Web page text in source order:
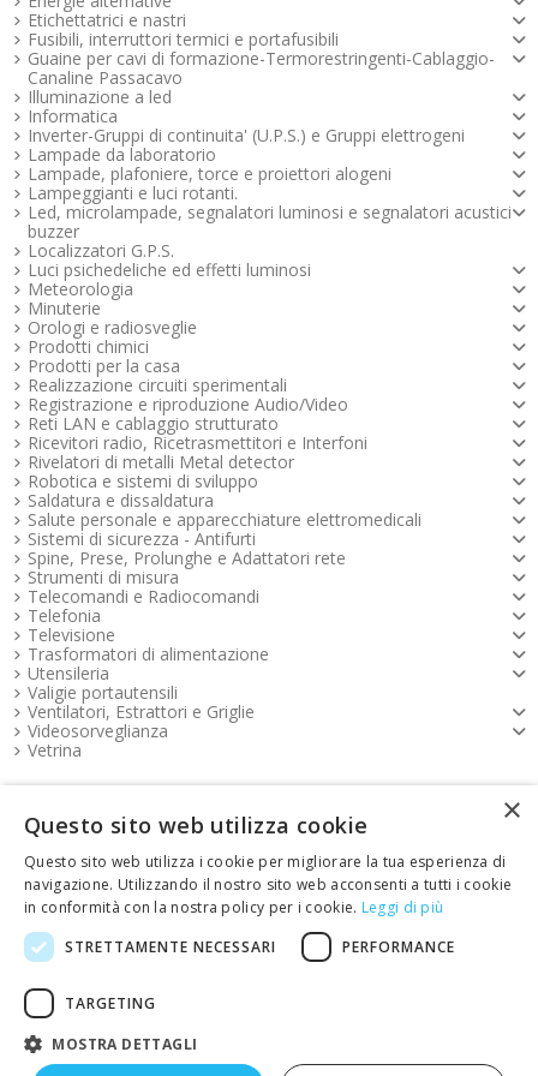
Etichettatrici e nastri
Fusibili, interruttori termici e portafusibili
Guaine per cavi di formazione-Termorestringenti-Cablaggio-
Canaline Passacavo
Illuminazione a led
Informatica
Inverter-Gruppi di continuita' (U.P.S.) e Gruppi elettrogeni
Lampade da laboratorio
Lampade, plafoniere, torce e proiettori alogeni
Lampeggianti e luci rotanti.
Led, microlampade, segnalatori luminosi e segnalatori acustici -
buzzer
Localizzatori G.P.S.
Luci psichedeliche ed effetti luminosi
Meteorologia
Minuterie
Orologi e radiosveglie
Prodotti chimici
Prodotti per la casa
Realizzazione circuiti sperimentali
Registrazione e riproduzione Audio/Video
Reti LAN e cablaggio strutturato
Ricevitori radio, Ricetrasmettitori e Interfoni
Rivelatori di metalli Metal detector
Robotica e sistemi di sviluppo
Saldatura e dissaldatura
Salute personale e apparecchiature elettromedicali
Sistemi di sicurezza - Antifurti
Spine, Prese, Prolunghe e Adattatori rete
Strumenti di misura
Telecomandi e Radiocomandi
Telefonia
Televisione
Trasformatori di alimentazione
Utensileria
Valigie portautensili
Ventilatori, Estrattori e Griglie
Videosorveglianza
Vetrina
Pagamenti FOOTER
Copyright e contatti FOOTER
link Emotion FOOTER
Restituisci articoli
×
Questo sito web utilizza cookie
Questo sito web utilizza i cookie per migliorare la tua esperienza di
navigazione. Utilizzando il nostro sito web acconsenti a tutti i cookie
in conformità con la nostra policy per i cookie. Leggi di più
STRETTAMENTE NECESSARI
PERFORMANCE
TARGETING
MOSTRA DETTAGLI